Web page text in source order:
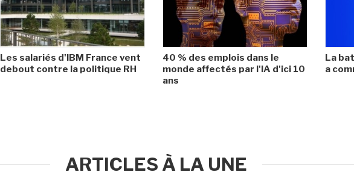
Les salariés d'IBM France vent
debout contre la politique RH
40 % des emplois dans le
monde affectés par l'IA d'ici 10
ans
La
a
ARTICLES À LA UNE